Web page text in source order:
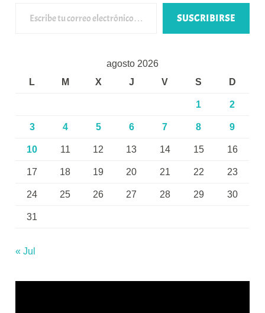
SUSCRIBIRSE
agosto 2026
L
M X J V S D
1 2
3 4 5 6 7 8 9
10 11 12 13 14 15 16
17 18 19 20 21 22 23
24 25 26 27 28 29 30
31
« Jul